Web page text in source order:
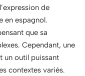
de
en espagnol.
que sa
Cependant, une
un outil puissant
contextes variés.